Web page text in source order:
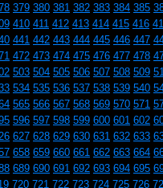
379 380 381 382 383 384 385
410 411 412 413 414 415 416
441 442 443 444 445 446 447
472 473 474 475 476 477 478
503 504 505 506 507 508 509
534 535 536 537 538 539 540
565 566 567 568 569 570 571
596 597 598 599 600 601 602
627 628 629 630 631 632 633
658 659 660 661 662 663 664
689 690 691 692 693 694 695
720 721 722 723 724 725 726